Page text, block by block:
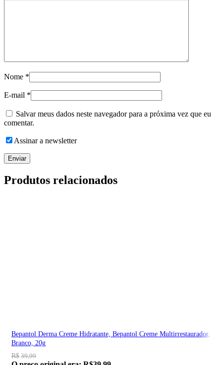
Nome *
E-mail *
Salvar meus dados neste navegador para a próxima vez que eu
comentar.
Assinar a newsletter
Produtos relacionados
Bepantol Derma Creme Hidratante, Bepantol Creme Multirrestaurador,
Branco, 20g
R$ 39,99